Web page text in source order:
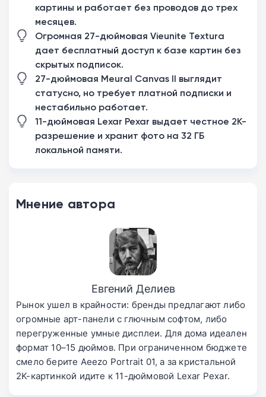
картины и работает без проводов до трех
месяцев.
Огромная 27-дюймовая Vieunite Textura
дает бесплатный доступ к базе картин без
скрытых подписок.
27-дюймовая Meural Canvas II выглядит
статусно, но требует платной подписки и
нестабильно работает.
11-дюймовая Lexar Pexar выдает честное 2K-
разрешение и хранит фото на 32 ГБ
локальной памяти.
Мнение автора
Евгений Делиев
Рынок ушел в крайности: бренды предлагают либо
огромные арт-панели с глючным софтом, либо
перегруженные умные дисплеи. Для дома идеален
формат 10–15 дюймов. При ограниченном бюджете
смело берите Aeezo Portrait 01, а за кристальной
2K-картинкой идите к 11-дюймовой Lexar Pexar.